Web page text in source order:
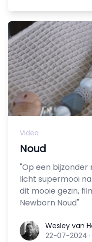
Video
Noud
"Op een
licht supermooi
dit mooie gezin,
Newborn Noud"
Wesley vanWesley van
22-07-2024 ·